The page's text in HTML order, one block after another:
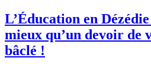
L’Éducation en
mieux qu’un devoir de